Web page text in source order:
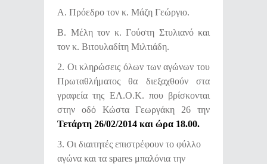
Α. Πρόεδρο τον κ. Μάζη Γεώργιο.
Β. Μέλη τον κ. Γούστη Στυλιανό και
τον κ. Βιτουλαδίτη Μιλτιάδη.
2. Οι κληρώσεις όλων των αγώνων του
Πρωταθλήματος θα διεξαχθούν στα
γραφεία της ΕΛ.Ο.Κ. που βρίσκονται
στην οδό Κώστα Γεωργάκη 26 την
Τετάρτη 26/02/2014 και ώρα 18.00.
3. Οι διαιτητές επιστρέφουν το φύλλο
αγώνα και τα spares μπαλόνια την